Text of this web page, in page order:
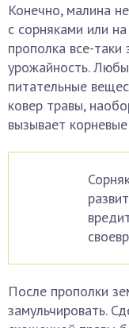
Конечно, малина
с сорняками или
прополка все-
урожайность.
питательные
ковер травы,
вызывает
После прополки
замульчировать.